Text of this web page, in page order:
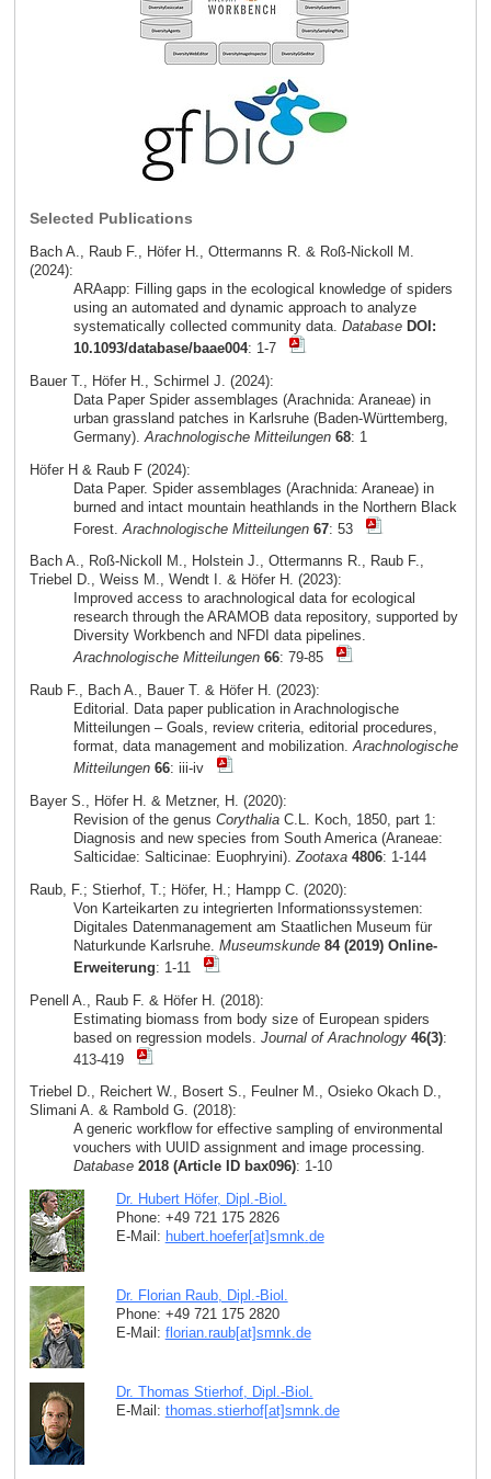
Selected Publications
Bach A., Raub F., Höfer H., Ottermanns R. & Roß-Nickoll M.
(2024):
ARAapp: Filling gaps in the ecological knowledge of spiders
using an automated and dynamic approach to analyze
systematically collected community data. Database DOI:
10.1093/database/baae004: 1-7
Bauer T., Höfer H., Schirmel J. (2024):
Data Paper Spider assemblages (Arachnida: Araneae) in
urban grassland patches in Karlsruhe (Baden-Württemberg,
Germany). Arachnologische Mitteilungen 68: 1
Höfer H & Raub F (2024):
Data Paper. Spider assemblages (Arachnida: Araneae) in
burned and intact mountain heathlands in the Northern Black
Forest. Arachnologische Mitteilungen 67: 53
Bach A., Roß-Nickoll M., Holstein J., Ottermanns R., Raub F.,
Triebel D., Weiss M., Wendt I. & Höfer H. (2023):
Improved access to arachnological data for ecological
research through the ARAMOB data repository, supported by
Diversity Workbench and NFDI data pipelines.
Arachnologische Mitteilungen 66: 79-85
Raub F., Bach A., Bauer T. & Höfer H. (2023):
Editorial. Data paper publication in Arachnologische
Mitteilungen – Goals, review criteria, editorial procedures,
format, data management and mobilization.Arachnologische
Mitteilungen 66: iii-iv
Bayer S., Höfer H. & Metzner, H. (2020):
Revision of the genus CorythaliaC.L. Koch, 1850, part 1:
Diagnosis and new species from South America (Araneae:
Salticidae: Salticinae: Euophryini). Zootaxa 4806: 1-144
Raub, F.; Stierhof, T.; Höfer, H.; Hampp C. (2020):
Von Karteikarten zu integrierten Informationssystemen:
Digitales Datenmanagement am Staatlichen Museum für
Naturkunde Karlsruhe. Museumskunde 84 (2019) Online-
Erweiterung: 1-11
Penell A., Raub F. & Höfer H. (2018):
Estimating biomass from body size of European spiders
based on regression models. Journal of Arachnology 46(3):
413-419
Triebel D., Reichert W., Bosert S., Feulner M., Osieko Okach D.,
Slimani A. & Rambold G. (2018):
A generic workflow for effective sampling of environmental
vouchers with UUID assignment and image processing.
Database 2018 (Article ID bax096): 1-10
Dr. Hubert Höfer, Dipl.-Biol.
Phone: +49 721 175 2826
E-Mail: hubert.hoefer[at]smnk.de
Dr. Florian Raub, Dipl.-Biol.
Phone: +49 721 175 2820
E-Mail: florian.raub[at]smnk de
Dr. Thomas Stierhof, Dipl.-Biol.
E-Mail: thomas.stierhof[at]smnk de